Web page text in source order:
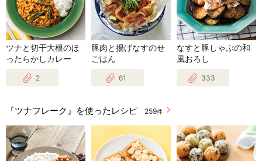
ツナと切干大根のほ
ったらかしカレー
2
豚肉と揚げなすのせ
ごはん
61
なすと豚しゃぶの和
風おろし
333
『ツナフレーク』を使ったレシピ 259件